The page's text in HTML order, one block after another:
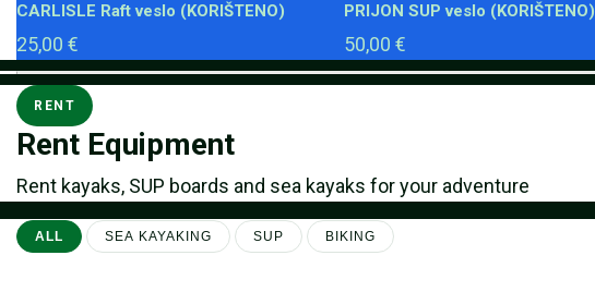
CARLISLE Raft veslo (KORIŠTENO)
25,00 €
PRIJON SUP veslo (KORIŠTENO)
50,00 €
RENT
Rent Equipment
Rent kayaks, SUP boards and sea kayaks for your adventure
ALL SEA KAYAKING SUP BIKING